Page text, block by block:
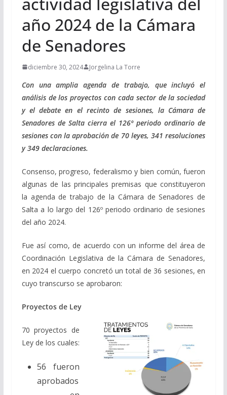
año 2024 de la Cámara
de Senadores
diciembre 30, 2024 Jorgelina La Torre
Con una amplia agenda de trabajo, que incluyó el
análisis de los proyectos con cada sector de la sociedad
y el debate en el recinto de sesiones, la Cámara de
Senadores de Salta cierra el 126º periodo ordinario de
sesiones con la aprobación de 70 leyes, 341 resoluciones
y 349 declaraciones.
Consenso, progreso, federalismo y bien común, fueron
algunas de las principales premisas que constituyeron
la agenda de trabajo de la Cámara de Senadores de
Salta a lo largo del 126º periodo ordinario de sesiones
del año 2024.
Fue así como, de acuerdo con un informe del área de
Coordinación Legislativa de la Cámara de Senadores,
en 2024 el cuerpo concretó un total de 36 sesiones, en
cuyo transcurso se aprobaron:
Proyectos de Ley
70 proyectos de
Ley de los cuales:
56 fueron
aprobados